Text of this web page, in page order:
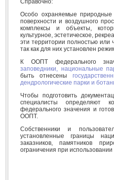
Справочно:
Особо охраняемые
поверхности и воздушного
комплексы и объекты,
культурное, эстетическое,
эти территории полностью или
так как для них установлен
К ООПТ федерального
заповедники, национальные
быть отнесены
дендрологические парки и
Чтобы подготовить
специалисты определяют
федерального значения и
ООПТ.
Собственники и
установленные границы
заказников, памятников
ограничения при